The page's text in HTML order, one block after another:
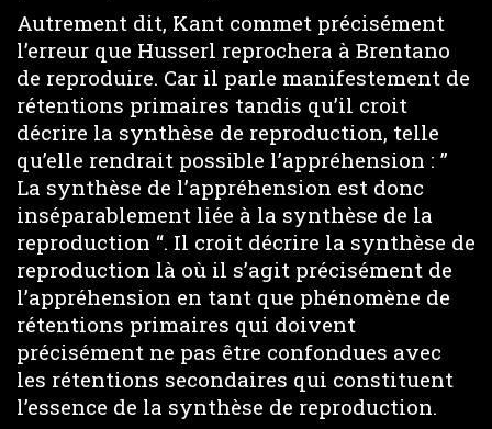
Autrement dit, Kant commet précisément
l’erreur que Husserl reprochera à Brentano
de reproduire. Car il parle manifestement de
rétentions primaires tandis qu’il croit
décrire la synthèse de reproduction, telle
qu’elle rendrait possible l’appréhension : ”
La synthèse de l’appréhension est donc
inséparablement liée à la synthèse de la
reproduction “. Il croit décrire la synthèse de
reproduction là où il s’agit précisément de
l’appréhension en tant que phénomène de
rétentions primaires qui doivent
précisément ne pas être confondues avec
les rétentions secondaires qui constituent
l’essence de la synthèse de reproduction.